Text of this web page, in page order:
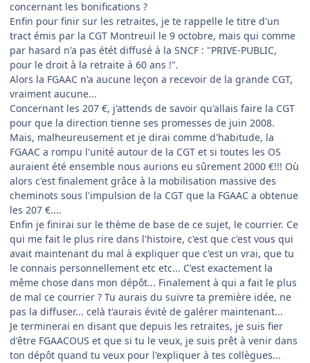
concernant les bonifications ?
Enfin pour finir sur les retraites, je te rappelle le titre d'un
tract émis par la CGT Montreuil le 9 octobre, mais qui comme
par hasard n'a pas étét diffusé à la SNCF : "PRIVE-PUBLIC,
pour le droit à la retraite à 60 ans !".
Alors la FGAAC n'a aucune leçon a recevoir de la grande CGT,
vraiment aucune...
Concernant les 207 €, j'attends de savoir qu'allais faire la CGT
pour que la direction tienne ses promesses de juin 2008.
Mais, malheureusement et je dirai comme d'habitude, la
FGAAC a rompu l'unité autour de la CGT et si toutes les OS
auraient été ensemble nous aurions eu sûrement 2000 €!!! Où
alors c'est finalement grâce à la mobilisation massive des
cheminots sous l'impulsion de la CGT que la FGAAC a obtenue
les 207 €....
Enfin je finirai sur le thème de base de ce sujet, le courrier. Ce
qui me fait le plus rire dans l'histoire, c'est que c'est vous qui
avait maintenant du mal à expliquer que c'est un vrai, que tu
le connais personnellement etc etc... C'est exactement la
même chose dans mon dépôt... Finalement à qui a fait le plus
de mal ce courrier ? Tu aurais du suivre ta première idée, ne
pas la diffuser... celà t'aurais évité de galérer maintenant...
Je terminerai en disant que depuis les retraites, je suis fier
d'être FGAACOUS et que si tu le veux, je suis prêt à venir dans
ton dépôt quand tu veux pour l'expliquer à tes collègues...